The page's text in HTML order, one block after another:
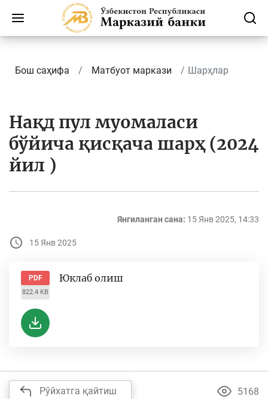
Бош саҳифа Матбуот маркази Шарҳлар
Нақд пул муомаласи
бўйича қисқача шарҳ (2024
йил )
Янгиланган сана: 15 Янв 2025, 14:33
15 Янв 2025
PDF
822.4 KB
Юклаб олиш
Рўйхатга қайтиш 5168